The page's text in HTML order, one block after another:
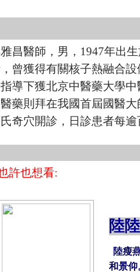
昌醫師，男，1947年出
曾獲得有關核子熱融合
導下獲北京中醫藥大學
藥則拜在我國首屆國醫
奇穴開診，日診患者每
許也想看:
陸
陸瘦
和景仰